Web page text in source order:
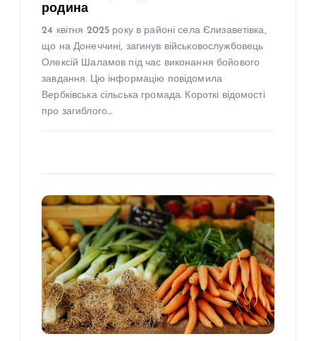
родина
24 квітня 2025 року в районі села Єлизаветівка,
що на Донеччині, загинув військовослужбовець
Олексій Шаламов під час виконання бойового
завдання. Цю інформацію повідомила
Вербківська сільська громада. Короткі відомості
про загиблого…